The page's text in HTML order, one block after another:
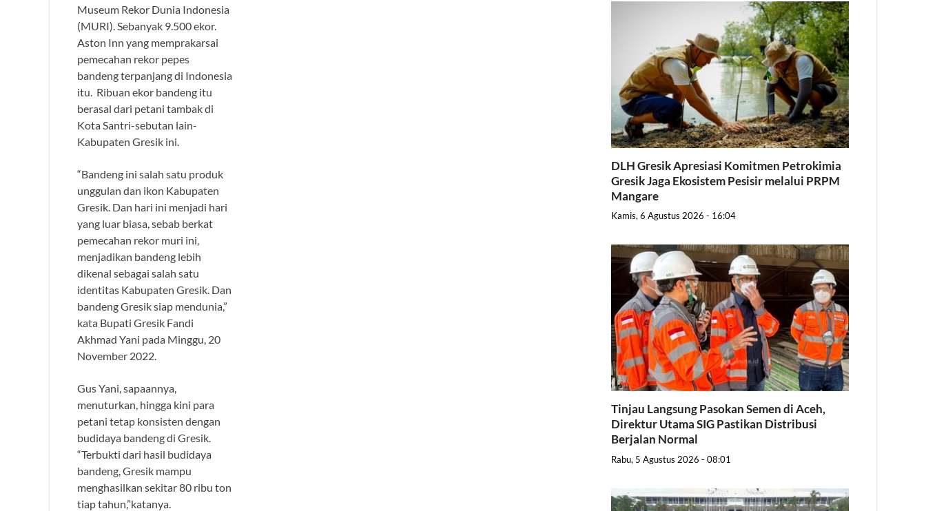
Museum Rekor Dunia Indonesia
(MURI). Sebanyak 9.500 ekor.
Aston Inn yang memprakarsai
pemecahan rekor pepes
bandeng terpanjang di Indonesia
itu. Ribuan ekor bandeng itu
berasal dari petani tambak di
Kota Santri-sebutan lain-
Kabupaten Gresik ini.
“Bandeng ini salah satu produk
unggulan dan ikon Kabupaten
Gresik. Dan hari ini menjadi hari
yang luar biasa, sebab berkat
pemecahan rekor muri ini,
menjadikan bandeng lebih
dikenal sebagai salah satu
identitas Kabupaten Gresik. Dan
bandeng Gresik siap mendunia,”
kata Bupati Gresik Fandi
Akhmad Yani pada Minggu, 20
November 2022.
Gus Yani, sapaannya,
menuturkan, hingga kini para
petani tetap konsisten dengan
budidaya bandeng di Gresik.
“Terbukti dari hasil budidaya
bandeng, Gresik mampu
menghasilkan sekitar 80 ribu ton
tiap tahun,”katanya.
DLH Gresik Apresiasi Komitmen Petrokimia
Gresik Jaga Ekosistem Pesisir melalui PRPM
Mangare
Kamis, 6 Agustus 2026 - 16:04
Tinjau Langsung Pasokan Semen di Aceh,
Direktur Utama SIG Pastikan Distribusi
Berjalan Normal
Rabu, 5 Agustus 2026 - 08:01